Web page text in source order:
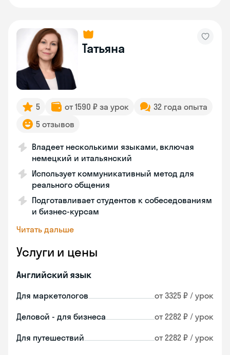
Татьяна
5 от 1590 ₽ за урок
32 года опыта
5 отзывов
Владеет несколькими языками, включая
немецкий и итальянский
Использует коммуникативный метод для
реального общения
Подготавливает студентов к собеседованиям
и бизнес-курсам
Читать дальше
Услуги и цены
Английский язык
Для маркетологов от 3325 ₽ / урок
Деловой - для бизнеса от 2282 ₽ / урок
Для путешествий от 2282 ₽ / урок